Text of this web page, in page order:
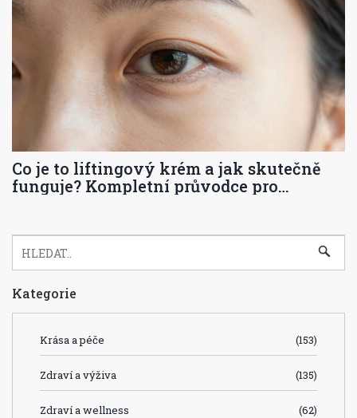
Co je to liftingový krém a jak skutečně
funguje? Kompletní průvodce pro
Kategorie
Krása a péče (153)
Zdraví a výživa (135)
Zdraví a wellness (62)